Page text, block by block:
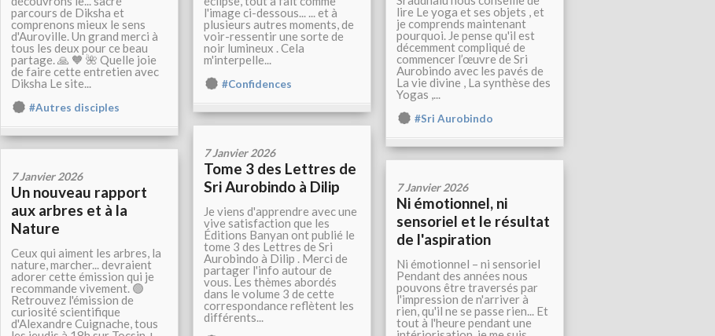
l'image ci-dessous... ... et à
plusieurs autres moments, de
voir-ressentir une sorte de
noir lumineux . Cela
m'interpelle...
#Confidences
parcours de Diksha et
comprenons mieux le sens
d'Auroville. Un grand merci à
tous les deux pour ce beau
partage. 🙏 🧡 🌺 Quelle joie
de faire cette entretien avec
Diksha Le site...
#Autres disciples
lire Le yoga et ses objets , et
je comprends maintenant
pourquoi. Je pense qu'il est
décemment compliqué de
commencer l’œuvre de Sri
Aurobindo avec les pavés de
La vie divine , La synthèse des
Yogas ,...
#Sri Aurobindo
7 Janvier 2026
Tome 3 des Lettres de
Sri Aurobindo à Dilip
Je viens d'apprendre avec une
vive satisfaction que les
Éditions Banyan ont publié le
tome 3 des Lettres de Sri
Aurobindo à Dilip . Merci de
partager l'info autour de
vous. Les thèmes abordés
dans le volume 3 de cette
correspondance reflètent les
différents...
7 Janvier 2026
Un nouveau rapport
aux arbres et à la
Nature
Ceux qui aiment les arbres, la
nature, marcher... devraient
adorer cette émission qui je
recommande vivement. 🟢
Retrouvez l'émission de
curiosité scientifique
d'Alexandre Cuignache, tous
7 Janvier 2026
Ni émotionnel, ni
sensoriel et le résultat
de l'aspiration
Ni émotionnel – ni sensoriel
Pendant des années nous
pouvons être traversés par
l'impression de n'arriver à
rien, qu'il ne se passe rien... Et
tout à l'heure pendant une